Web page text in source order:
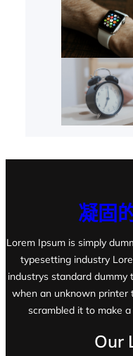
凝固
Lorem Ipsum is simply
typesetting industry
industrys standard dummy
when an unknown printer
scrambled it to make
Our